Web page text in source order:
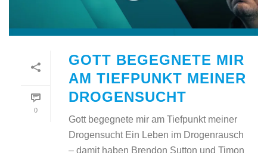
0
GOTT BEGEGNETE MIR
AM TIEFPUNKT MEINER
DROGENSUCHT
Gott begegnete mir am Tiefpunkt meiner
Drogensucht Ein Leben im Drogenrausch
– damit haben Brendon Sutton und Timon